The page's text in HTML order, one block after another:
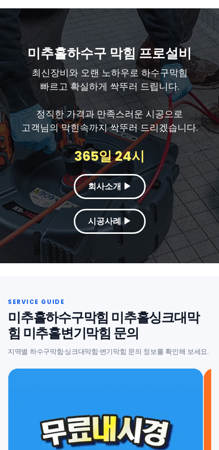
미추홀하수구 막힘 프로설비
최신장비와 오랜 노하우로 하수구막힘
빠르고 확실하게 싹뚜러 드립니다.
정직한 가격과 만족스러운 시공으로
고객님의 막힌속까지 싹뚜러 드리겠습니다.
365일 24시
회사소개 ▶
시공사례 ▶
미추홀하수구막힘 미추홀싱크대막
힘 미추홀변기막힘 문의